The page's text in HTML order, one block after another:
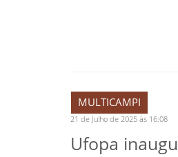
MULTICAMPI
21 de Julho de 2025 às 16:08
Ufopa